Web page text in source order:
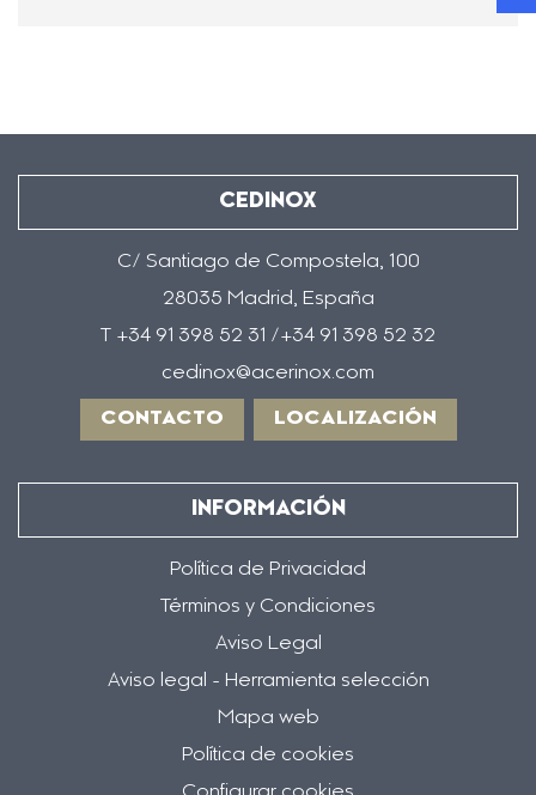
CEDINOX
C/ Santiago de Compostela, 100
28035 Madrid, España
T +34 91 398 52 31 /+34 91 398 52 32
cedinox@acerinox.com
CONTACTO LOCALIZACIÓN
INFORMACIÓN
Política de Privacidad
Términos y Condiciones
Aviso Legal
Aviso legal - Herramienta selección
Mapa web
Política de cookies